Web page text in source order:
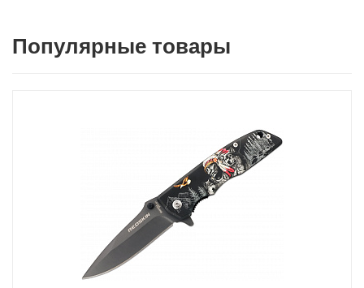
Популярные товары